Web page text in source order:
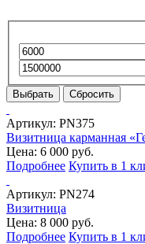
Выбрать Сбросить
Артикул: PN375
Визитница карманная
Цена: 6 000 руб.
Подробнее Купить в 1
Артикул: PN274
Визитница
Цена: 8 000 руб.
Подробнее Купить в 1